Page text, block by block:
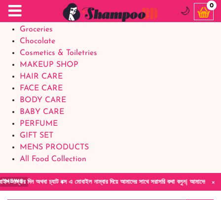
Food Supplements
Baby Foods
Groceries
Chocolate
Cosmetics & Toiletries
MAKEUP SHOP
HAIR CARE
FACE CARE
BODY CARE
BABY CARE
PERFUME
GIFT SET
MENS PRODUCTS
All Food Collection
×
NEWSচ্যাট বক্স এ মোবাইল নাম্বার দিয়ে আমাদের সাথে সরাসরি কথা বলুন| আমাদের যেকোনো পণ্য
🌙
0